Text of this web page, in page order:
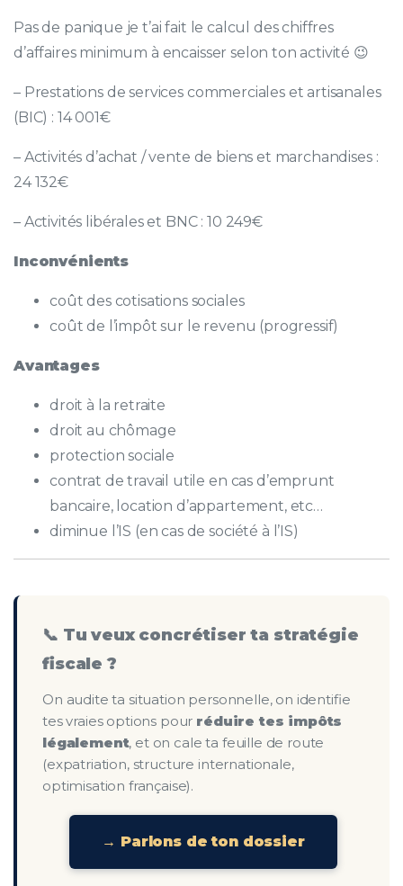
Pas de panique je t’ai fait le calcul des chiffres
d’affaires minimum à encaisser selon ton activité 😉
– Prestations de services commerciales et artisanales
(BIC) : 14 001€
– Activités d’achat / vente de biens et marchandises :
24 132€
– Activités libérales et BNC : 10 249€
Inconvénients
coût des cotisations sociales
coût de l’impôt sur le revenu (progressif)
Avantages
droit à la retraite
droit au chômage
protection sociale
contrat de travail utile en cas d’emprunt
bancaire, location d’appartement, etc…
diminue l’IS (en cas de société à l’IS)
📞 Tu veux concrétiser ta stratégie
fiscale ?
On audite ta situation personnelle, on identifie
tes vraies options pour réduire tes impôts
légalement, et on cale ta feuille de route
(expatriation, structure internationale,
optimisation française).
→ Parlons de ton dossier